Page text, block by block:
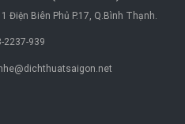
Điện Biên Phủ P.17, Q.Bình Thạnh.
2237-939